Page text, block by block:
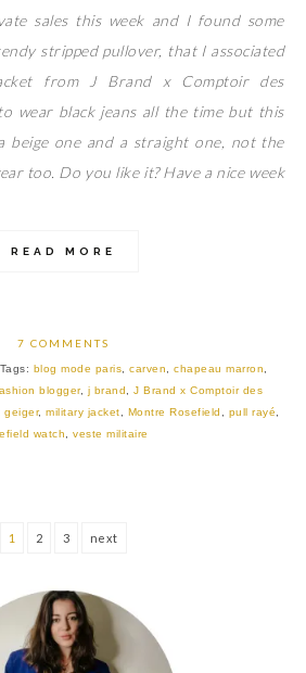
sales this week and I found some
stripped pullover, that I associated
from J Brand x Comptoir des
wear black jeans all the time but this
beige one and a straight one, not the
too. Do you like it? Have a nice week
READ MORE
7 COMMENTS
Tags: blog mode paris carven chapeau marron
blogger, j brand ,J Brand x Comptoir des
geiger, military jacket Montre Rosefield pull rayé
watch
veste militaire
1 2 3 next